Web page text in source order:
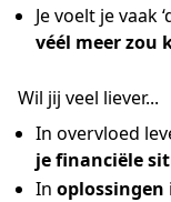
Je voelt je vaak
véél meer zou
Wil jij veel liever...
In overvloed
je financiële
In oplossingen